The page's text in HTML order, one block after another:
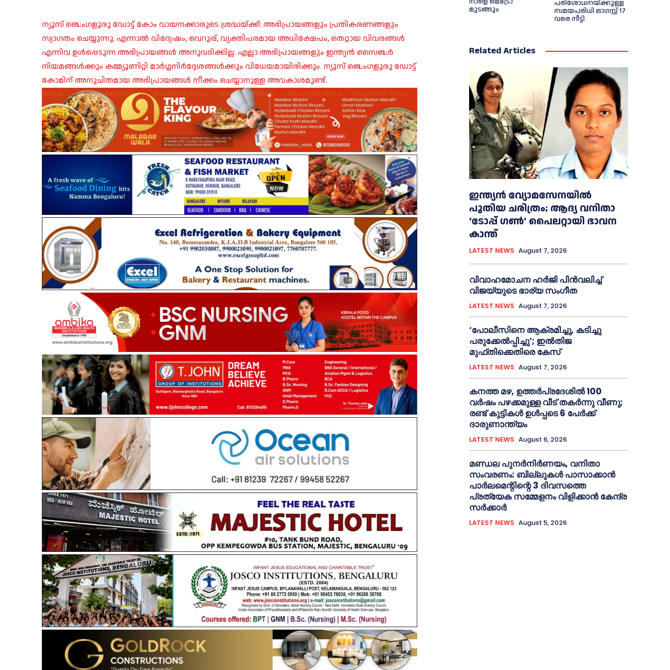
ന്യൂസ് ബെംഗളൂരു ഡോട്ട് കോം വായനക്കാരുടെ ശ്രദ്ധയ്ക്ക്: അഭിപ്രായങ്ങളും പ്രതികരണങ്ങളും
സ്വാഗതം ചെയ്യുന്നു. എന്നാൽ വിദ്വേഷം, വെറുപ്പ്, വ്യക്തിപരമായ അധിക്ഷേപം, തെറ്റായ വിവരങ്ങൾ
എന്നിവ ഉൾപ്പെടുന്ന അഭിപ്രായങ്ങൾ അനുവദിക്കില്ല. എല്ലാ അഭിപ്രായങ്ങളും ഇന്ത്യൻ സൈബർ
നിയമങ്ങൾക്കും കമ്മ്യൂണിറ്റി മാർഗ്ഗനിർദ്ദേശങ്ങൾക്കും വിധേയമായിരിക്കും. ന്യൂസ് ബെംഗളൂരു ഡോട്ട്
കോമിന് അനുചിതമായ അഭിപ്രായങ്ങൾ നീക്കം ചെയ്യാനുള്ള അവകാശമുണ്ട്.
മുടങ്ങും
പരിശോധനയ്ക്കുള്ള
സമയപരിധി ഓഗസ്റ്റ് 17
വരെ നീട്ടി
Related Articles
ഇന്ത്യൻ വ്യോമസേനയില്‍
പുതിയ ചരിത്രം; ആദ്യ വനിതാ
‘ടോപ്പ് ഗണ്‍’ പൈലറ്റായി ഭാവന
കാന്ത്
LATEST NEWS August 7, 2026
വിവാഹമോചന ഹര്‍ജി പിൻവലിച്ച്‌
വിജയ്‌യുടെ ഭാര്യ സംഗീത
LATEST NEWS August 7, 2026
‘പോലീസിനെ ആക്രമിച്ചു, കടിച്ചു
പരുക്കേല്‍പ്പിച്ചു’; ഇല്‍തിജ
മുഫ്തിക്കെതിരെ കേസ്
LATEST NEWS August 7, 2026
കനത്ത മഴ, ഉത്തര്‍പ്രദേശില്‍ 100
വർഷം പഴക്കമുള്ള വീട് തകർന്നു വീണു;
രണ്ട് കുട്ടികള്‍ ഉള്‍പ്പടെ 6 പേര്‍ക്ക്
ദാരുണാന്ത്യം
LATEST NEWS August 6, 2026
മണ്ഡല പുനര്‍നിര്‍ണയം, വനിതാ
സംവരണം: ബില്ലുകള്‍ പാസാക്കാൻ
പാര്‍ലമെന്റിന്റെ 3 ദിവസത്തെ
പ്രത്യേക സമ്മേളനം വിളിക്കാൻ കേന്ദ്ര
സര്‍ക്കാര്‍
LATEST NEWS August 5, 2026